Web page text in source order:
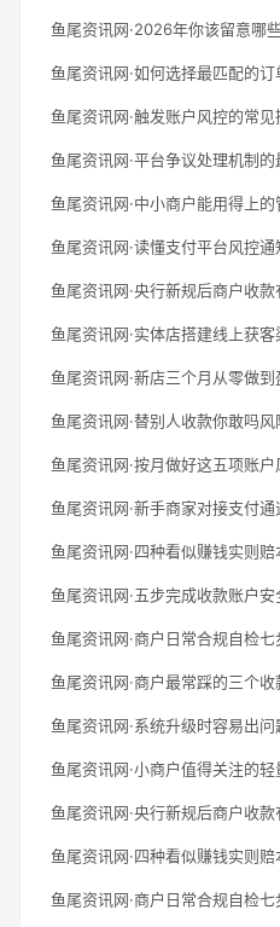
鱼尾资讯网·2026年你该留意哪
鱼尾资讯网·如何选择最匹配的
鱼尾资讯网·触发账户风控的常
鱼尾资讯网·平台争议处理机制
鱼尾资讯网·中小商户能用得上
鱼尾资讯网·读懂支付平台风控
鱼尾资讯网·央行新规后商户收
鱼尾资讯网·实体店搭建线上获
鱼尾资讯网·新店三个月从零做
鱼尾资讯网·替别人收款你敢吗
鱼尾资讯网·按月做好这五项账
鱼尾资讯网·新手商家对接支付
鱼尾资讯网·四种看似赚钱实则
鱼尾资讯网·五步完成收款账户安
鱼尾资讯网·商户日常合规自检七
鱼尾资讯网·商户最常踩的三个收
鱼尾资讯网·系统升级时容易出
鱼尾资讯网·小商户值得关注的
鱼尾资讯网·央行新规后商户收
鱼尾资讯网·四种看似赚钱实则
鱼尾资讯网·商户日常合规自检七